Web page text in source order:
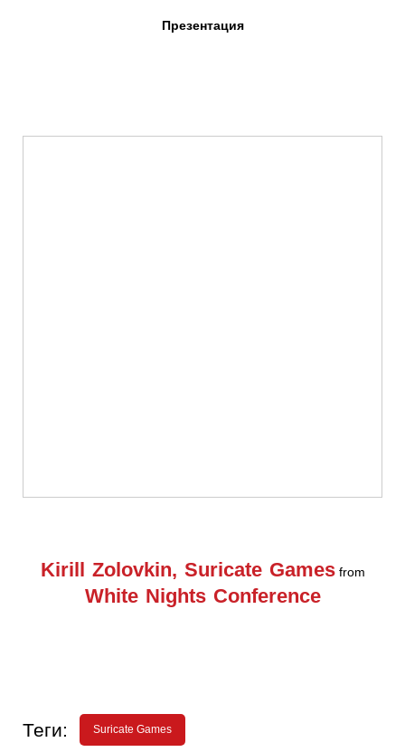
Презентация
Kirill Zolovkin, Suricate Games from
White Nights Conference
Теги: Suricate Games